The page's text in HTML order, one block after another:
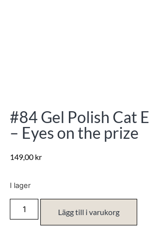
#84 Gel Polish Cat
– Eyes on the prize
149,00 kr
I lager
Lägg till i varukorg